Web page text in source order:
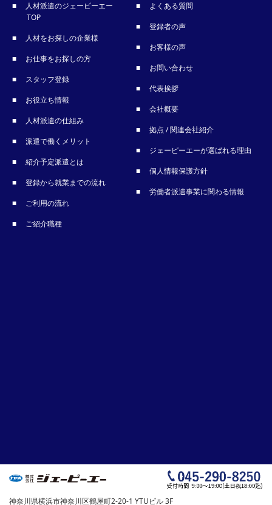
人材派遣のジェーピーエー
TOP
人材をお探しの企業様
お仕事をお探しの方
スタッフ登録
お役立ち情報
人材派遣の仕組み
派遣で働くメリット
紹介予定派遣とは
登録から就業までの流れ
ご利用の流れ
ご紹介職種
よくある質問
登録者の声
お客様の声
お問い合わせ
代表挨拶
会社概要
拠点 / 関連会社紹介
ジェーピーエーが選ばれる理由
個人情報保護方針
労働者派遣事業に関わる情報
神奈川県横浜市神奈川区鶴屋町2-20-1 YTUビル 3F